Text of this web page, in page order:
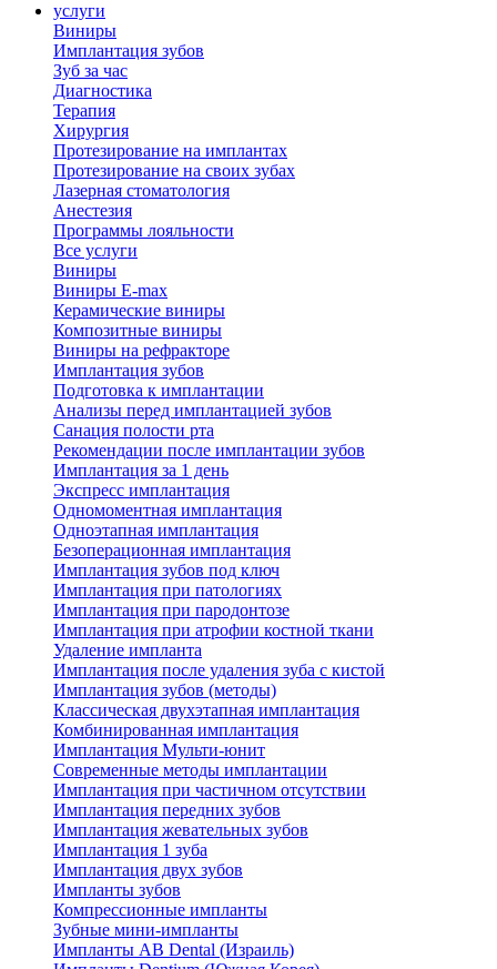
услуги
Виниры
Имплантация зубов
Зуб за час
Диагностика
Терапия
Хирургия
Протезирование на имплантах
Протезирование на своих зубах
Лазерная стоматология
Анестезия
Программы лояльности
Все услуги
Виниры
Виниры E-max
Керамические виниры
Композитные виниры
Виниры на рефракторе
Имплантация зубов
Подготовка к имплантации
Анализы перед имплантацией зубов
Санация полости рта
Рекомендации после имплантации зубов
Имплантация за 1 день
Экспресс имплантация
Одномоментная имплантация
Одноэтапная имплантация
Безоперационная имплантация
Имплантация зубов под ключ
Имплантация при патологиях
Имплантация при пародонтозе
Имплантация при атрофии костной ткани
Удаление импланта
Имплантация после удаления зуба с кистой
Имплантация зубов (методы)
Классическая двухэтапная имплантация
Комбинированная имплантация
Имплантация Мульти-юнит
Современные методы имплантации
Имплантация при частичном отсутствии
Имплантация передних зубов
Имплантация жевательных зубов
Имплантация 1 зуба
Имплантация двух зубов
Импланты зубов
Компрессионные импланты
Зубные мини-импланты
Импланты AB Dental (Израиль)